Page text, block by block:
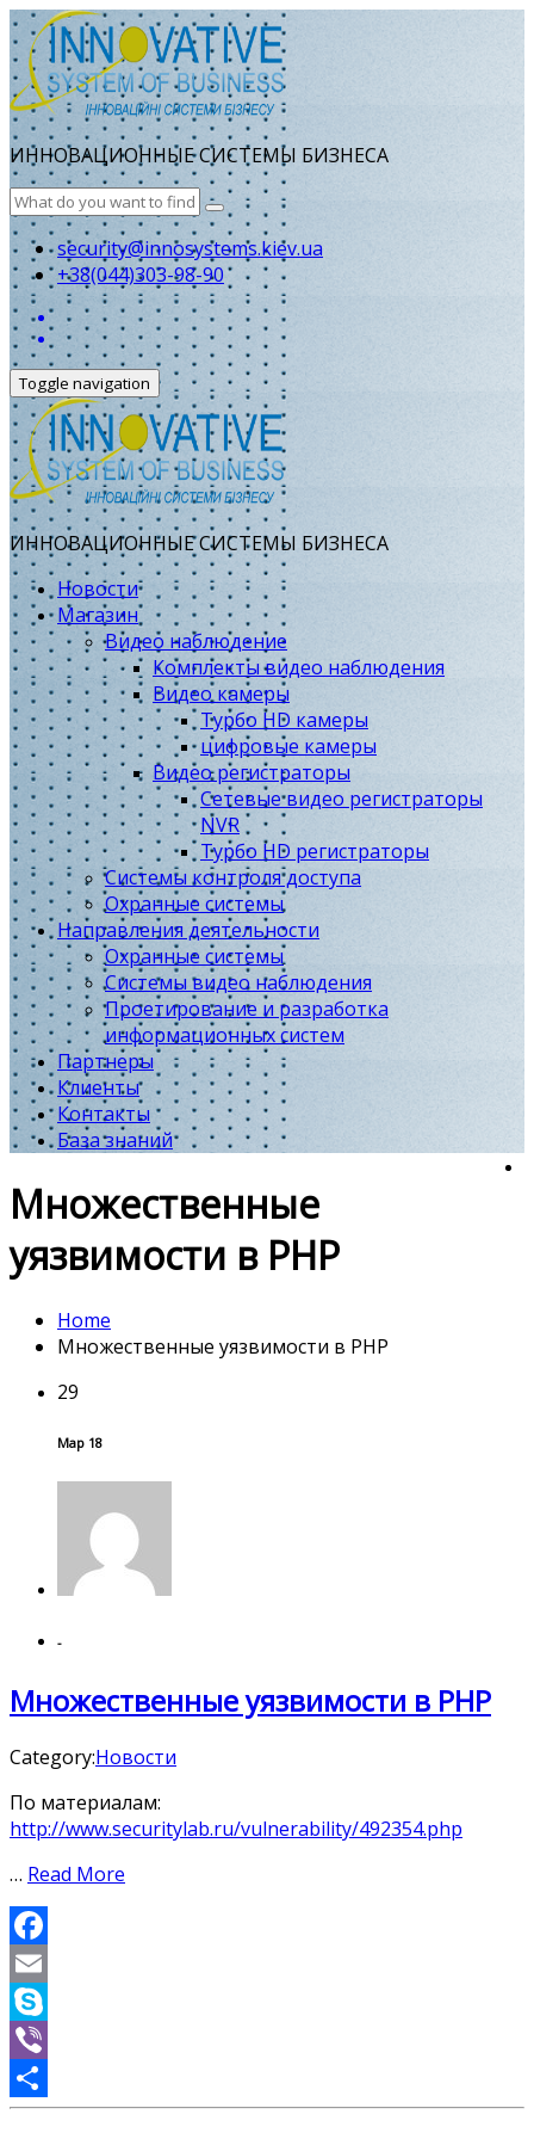
ИННОВАЦИОННЫЕ СИСТЕМЫ БИЗНЕСА
security@innosystems.kiev.ua
+38(044)303-98-90
Toggle navigation
ИННОВАЦИОННЫЕ СИСТЕМЫ БИЗНЕСА
Новости
Магазин
Видео наблюдение
Комплекты видео наблюдения
Видео камеры
Турбо HD камеры
цифровые камеры
Видео регистраторы
Сетевые видео регистраторы
NVR
Турбо HD регистраторы
Системы контроля доступа
Охранные системы
Направления деятельности
Охранные системы
Системы видео наблюдения
Проетирование и разработка
информационных систем
Партнеры
Клиенты
Контакты
База знаний
Множественные
уязвимости в PHP
Home
Множественные уязвимости в PHP
29
Мар 18
-
Множественные уязвимости в PHP
Category:Новости
По материалам:
http://www.securitylab.ru/vulnerability/492354.php
… Read More
Facebook
Email
Skype
Viber
Отправить